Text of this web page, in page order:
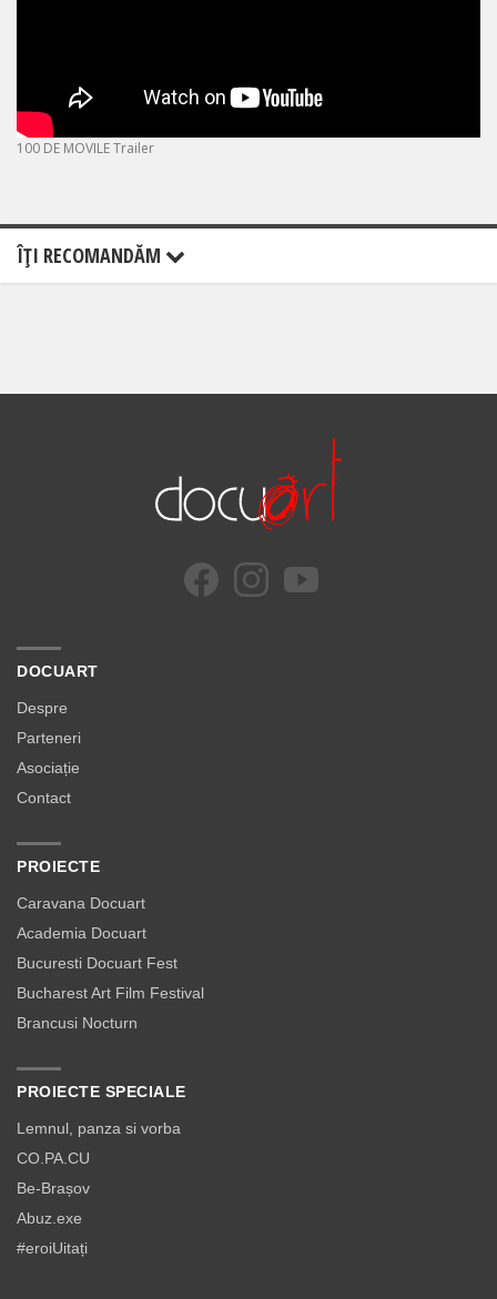
100 DE MOVILE Trailer
ÎŢI RECOMANDĂM
DOCUART
Despre
Parteneri
Asociație
Contact
PROIECTE
Caravana Docuart
Academia Docuart
Bucuresti Docuart Fest
Bucharest Art Film Festival
Brancusi Nocturn
PROIECTE SPECIALE
Lemnul, panza si vorba
CO.PA.CU
Be-Brașov
Abuz.exe
#eroiUitați